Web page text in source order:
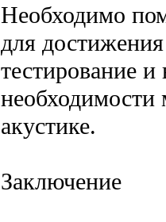
Необходимо
для
тестирование
необходимости
акустике.
Заключение